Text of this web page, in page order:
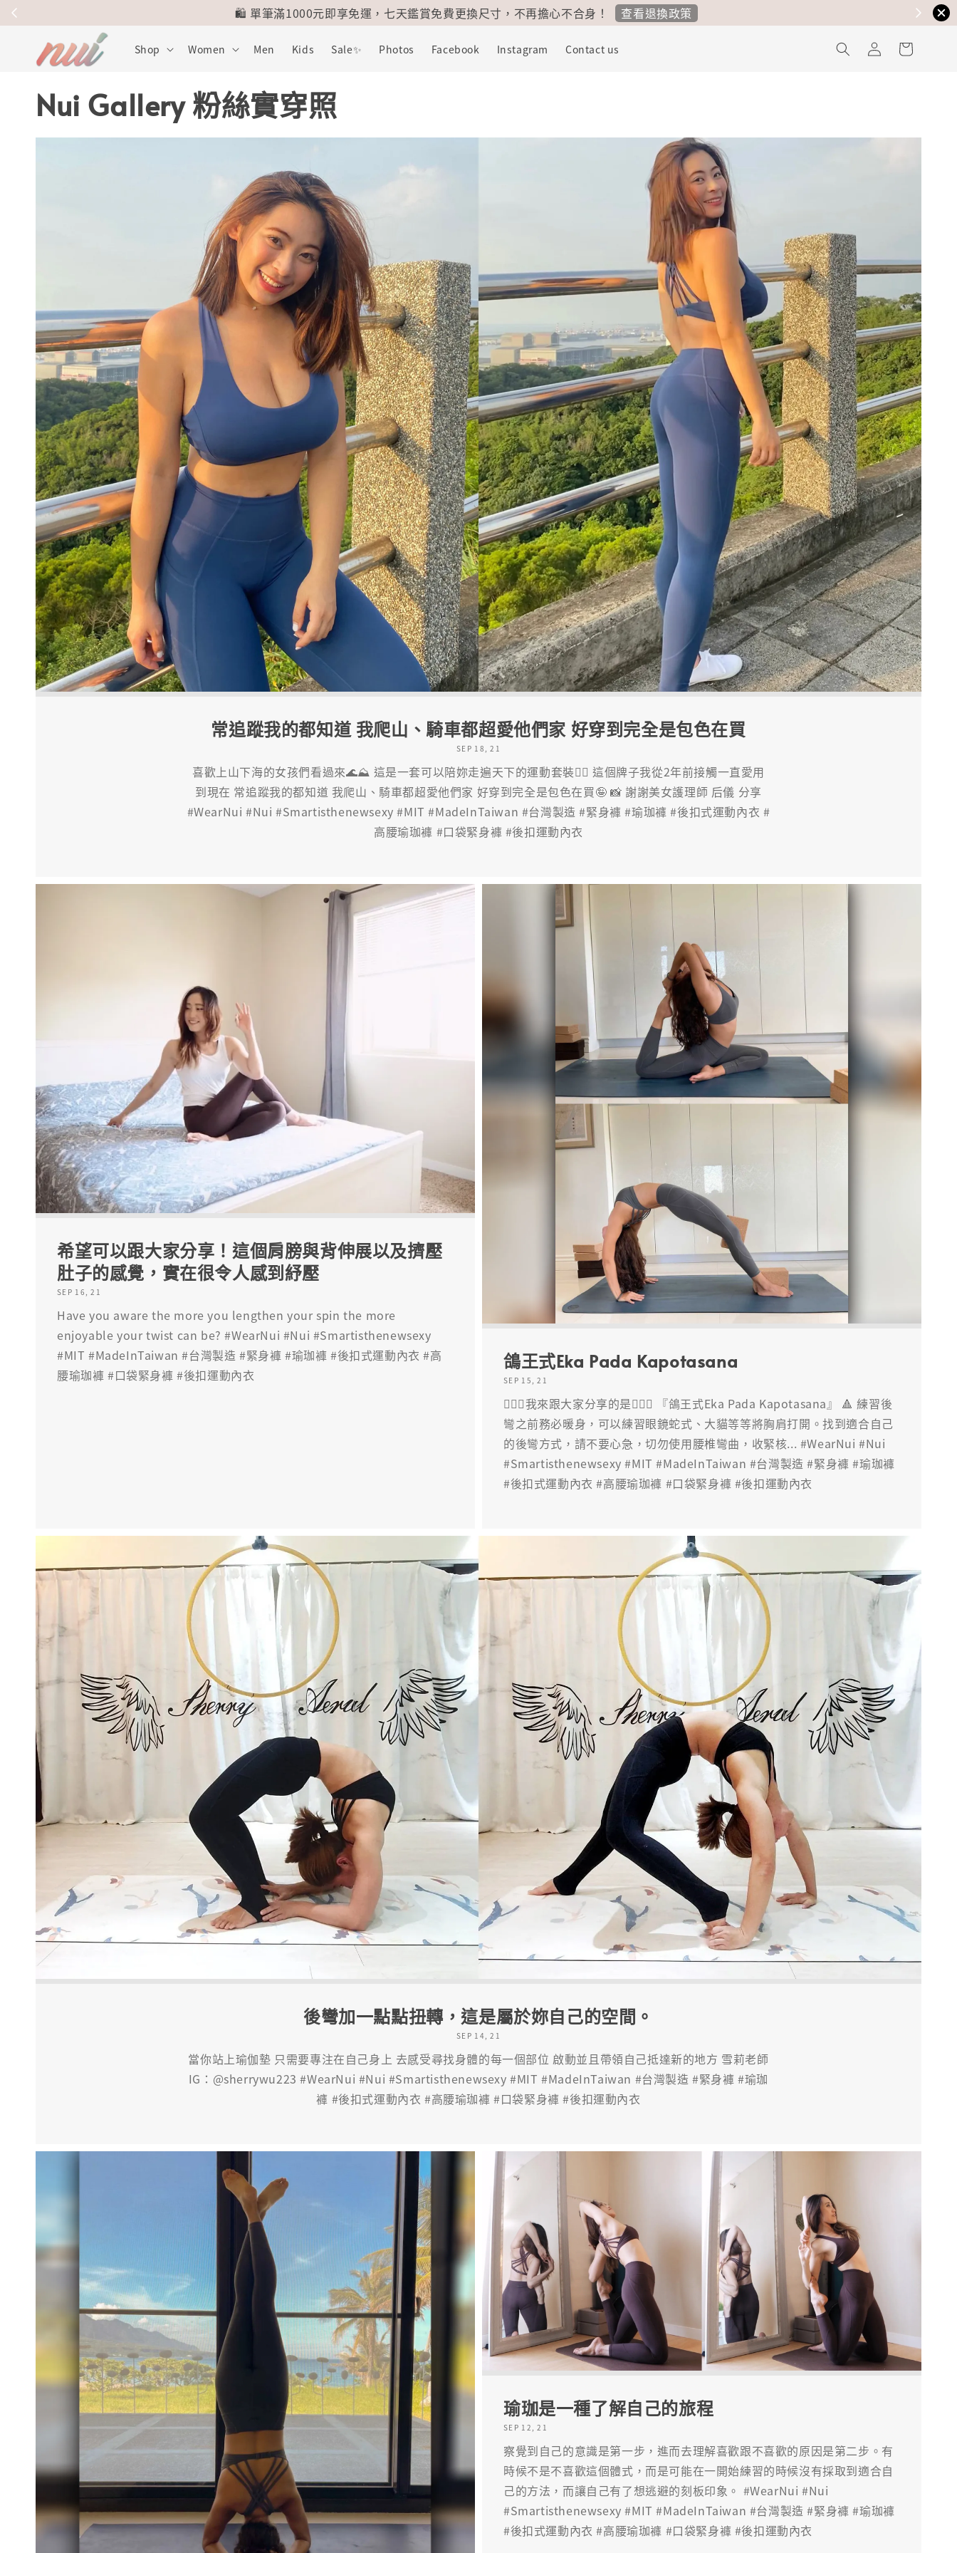
🥇100% 台灣製造，為台灣加油！為我們深愛的這片土地加油！💪
Shop Women Men Kids Sale✨ Photos Facebook Instagram Contact us
Nui Gallery 粉絲實穿照
常追蹤我的都知道 我爬山、騎車都超愛他們家 好穿到完全是包色在買
SEP 18, 21
喜歡上山下海的女孩們看過來🌊⛰️ 這是一套可以陪妳走遍天下的運動套裝❤️‍🔥 這個牌子我從2年前接觸一直愛用
到現在 常追蹤我的都知道 我爬山、騎車都超愛他們家 好穿到完全是包色在買🤪 📸 謝謝美女護理師 后儀 分享
#WearNui #Nui #Smartisthenewsexy #MIT #MadeInTaiwan #台灣製造 #緊身褲 #瑜珈褲 #後扣式運動內衣 #
高腰瑜珈褲 #口袋緊身褲 #後扣運動內衣
希望可以跟大家分享！這個肩膀與背伸展以及擠壓
肚子的感覺，實在很令人感到紓壓
SEP 16, 21
Have you aware the more you lengthen your spin the more
enjoyable your twist can be? #WearNui #Nui #Smartisthenewsexy
#MIT #MadeInTaiwan #台灣製造 #緊身褲 #瑜珈褲 #後扣式運動內衣 #高
腰瑜珈褲 #口袋緊身褲 #後扣運動內衣
鴿王式Eka Pada Kapotasana
SEP 15, 21
🧘🏽‍♀️我來跟大家分享的是🧘🏽‍♀️ 『鴿王式Eka Pada Kapotasana』 🔺 練習後
彎之前務必暖身，可以練習眼鏡蛇式、大貓等等將胸肩打開。找到適合自己
的後彎方式，請不要心急，切勿使用腰椎彎曲，收緊核... #WearNui #Nui
#Smartisthenewsexy #MIT #MadeInTaiwan #台灣製造 #緊身褲 #瑜珈褲
#後扣式運動內衣 #高腰瑜珈褲 #口袋緊身褲 #後扣運動內衣
後彎加一點點扭轉，這是屬於妳自己的空間。
SEP 14, 21
當你站上瑜伽墊 只需要專注在自己身上 去感受尋找身體的每一個部位 啟動並且帶領自己抵達新的地方 雪莉老師
IG：@sherrywu223 #WearNui #Nui #Smartisthenewsexy #MIT #MadeInTaiwan #台灣製造 #緊身褲 #瑜珈
褲 #後扣式運動內衣 #高腰瑜珈褲 #口袋緊身褲 #後扣運動內衣
瑜珈是一種了解自己的旅程
SEP 12, 21
察覺到自己的意識是第一步，進而去理解喜歡跟不喜歡的原因是第二步。有
時候不是不喜歡這個體式，而是可能在一開始練習的時候沒有採取到適合自
己的方法，而讓自己有了想逃避的刻板印象。 #WearNui #Nui
#Smartisthenewsexy #MIT #MadeInTaiwan #台灣製造 #緊身褲 #瑜珈褲
#後扣式運動內衣 #高腰瑜珈褲 #口袋緊身褲 #後扣運動內衣